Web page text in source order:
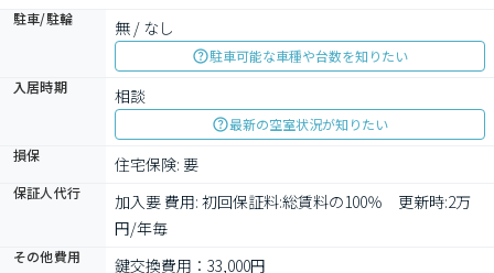
駐車/駐輪 無 / なし
駐車可能な車種や台数を知りたい
入居時期
相談
最新の空室状況が知りたい
損保
住宅保険: 要
保証人代行
加入要 費用: 初回保証料:総賃料の100％　更新時:2万
円/年毎
その他費用
鍵交換費用：33,000円